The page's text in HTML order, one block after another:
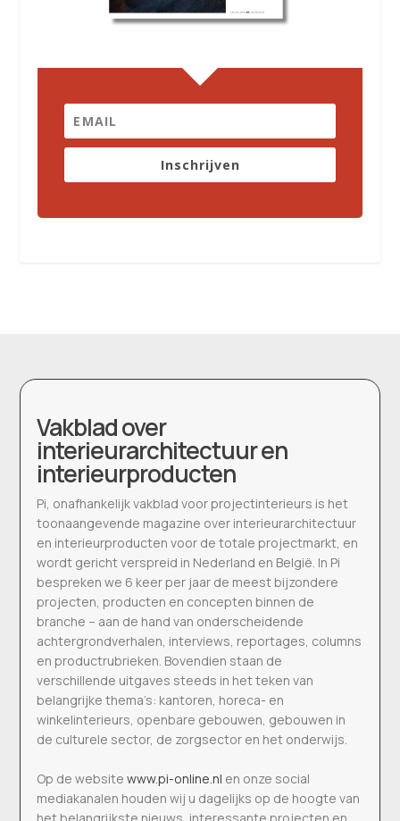
Inschrijven
Vakblad over
interieurarchitectuur en
interieurproducten
Pi, onafhankelijk vakblad voor projectinterieurs is het
toonaangevende magazine over interieurarchitectuur
en interieurproducten voor de totale projectmarkt, en
wordt gericht verspreid in Nederland en België. In Pi
bespreken we 6 keer per jaar de meest bijzondere
projecten, producten en concepten binnen de
branche – aan de hand van onderscheidende
achtergrondverhalen, interviews, reportages, columns
en productrubrieken. Bovendien staan de
verschillende uitgaves steeds in het teken van
belangrijke thema’s: kantoren, horeca- en
winkelinterieurs, openbare gebouwen, gebouwen in
de culturele sector, de zorgsector en het onderwijs.
Op de websitewww.pi-online.nl en onze social
mediakanalen houden wij u dagelijks op de hoogte van